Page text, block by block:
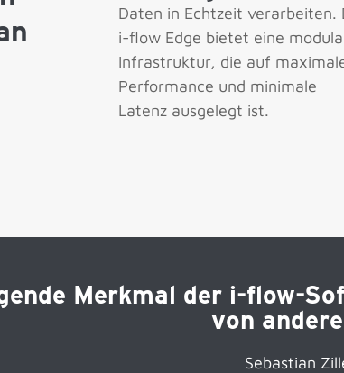
Daten in Echtzeit verarbeiten.
i-flow Edge bietet eine
Infrastruktur, die auf
Performance und minimale
Latenz ausgelegt ist.
Merkmal der i-flow-
von
Sebastian